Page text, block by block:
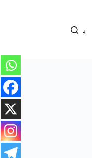
برج العقرب